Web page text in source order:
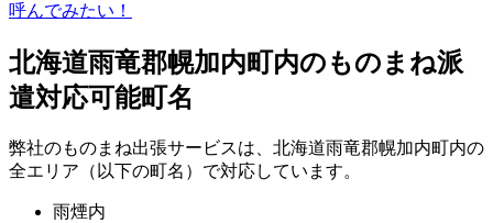
呼んでみたい！
北海道雨竜郡幌加内町内のものまね派
遣対応可能町名
弊社のものまね出張サービスは、北海道雨竜郡幌加内町内の
全エリア（以下の町名）で対応しています。
雨煙内